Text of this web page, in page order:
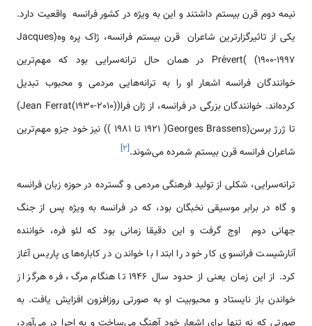
نیمه دوم قرن بیستم داشتند و این به ویژه در کشور فرانسه واقعیت دارد.
یکی از تاثیر‌گزارترین شاعران قرن بیستم فرانسه، ژاک پره وه(Jacques
Prévert( (1900-1997 در همان حال ترانه‌سرایی بود که مهم‌ترین
خوانندگان فرانسه اشعار او را به ترانه‌هایی مردمی و محبوب تبدیل
کرده‌اند. خوانندگان بزرگی در فرانسه، از ژان فرا(Jean Ferrat(1930-2010))
تا ژرژ برسن(Georges Brassens( 1921 تا 1981 )) نیز خود جزو مهم‌ترین
شاعران فرانسه قرن بیستم شمرده می‌شوند.[۲]
ترانه‌سرایی، شکلی از تولید فرهنگی مردمی و گسترده در حوزه زبان فرانسه
و گاه در برابر موسیقی نخبگان بود، که در فرانسه به ویژه پس از جنگ
جهانی دوم اوج گرفت و این دقیقا زمانی بود که لئو فره، خواننده
آنارشیست فرانسوی کار خود را ابتدا با خواندن در کاباره‌های پاریس آغاز
کرد. از این زمان یعنی از حدود سال 1946 تا هنگام مرگ، فره هرگز از
خواندن باز نایستاد و محبوبیت او به صورتی روزافزون افزایش یافت. به
صورتی که نه تنها برای اشعار خود آهنگ می‌ساخت و به اجرا در می‌آورد،